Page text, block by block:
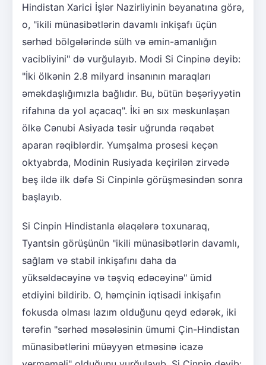
Hindistan Xarici İşlər Nazirliyinin bəyanatına görə,
o, "ikili münasibətlərin davamlı inkişafı üçün
sərhəd bölgələrində sülh və əmin-amanlığın
vacibliyini" də vurğulayıb. Modi Si Cinpinə deyib:
"İki ölkənin 2.8 milyard insanının maraqları
əməkdaşlığımızla bağlıdır. Bu, bütün bəşəriyyətin
rifahına da yol açacaq". İki ən sıx məskunlaşan
ölkə Cənubi Asiyada təsir uğrunda rəqabət
aparan rəqiblərdir. Yumşalma prosesi keçən
oktyabrda, Modinin Rusiyada keçirilən zirvədə
beş ildə ilk dəfə Si Cinpinlə görüşməsindən sonra
başlayıb.
Si Cinpin Hindistanla əlaqələrə toxunaraq,
Tyantsin görüşünün "ikili münasibətlərin davamlı,
sağlam və stabil inkişafını daha da
yüksəldəcəyinə və təşviq edəcəyinə" ümid
etdiyini bildirib. O, həmçinin iqtisadi inkişafın
fokusda olması lazım olduğunu qeyd edərək, iki
tərəfin "sərhəd məsələsinin ümumi Çin-Hindistan
münasibətlərini müəyyən etməsinə icazə